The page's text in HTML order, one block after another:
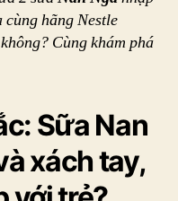
hãng Nestle
Cùng khám phá
Sữa Nan
xách tay,